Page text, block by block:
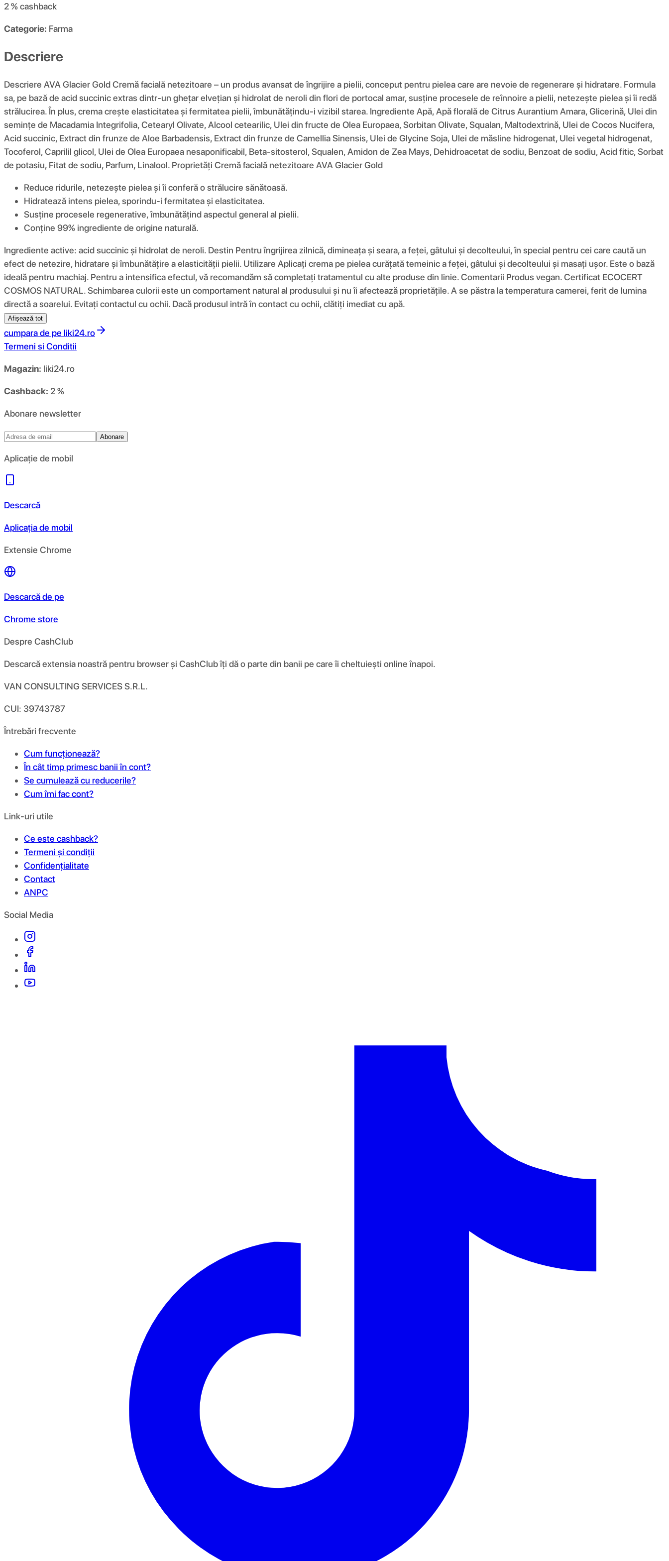
2 %cashback
Categorie: Farma
Descriere
Descriere AVA Glacier Gold Cremă facială netezitoare – un produs avansat de îngrijire a pielii, conceput pentru pielea care are nevoie de regenerare și hidratare. Formula
sa, pe bază de acid succinic extras dintr-un ghețar elvețian și hidrolat de neroli din flori de portocal amar, susține procesele de reînnoire a pielii, netezește pielea și îi redă
strălucirea. În plus, crema crește elasticitatea și fermitatea pielii, îmbunătățindu-i vizibil starea. Ingrediente Apă, Apă florală de Citrus Aurantium Amara, Glicerină, Ulei din
semințe de Macadamia Integrifolia, Cetearyl Olivate, Alcool cetearilic, Ulei din fructe de Olea Europaea, Sorbitan Olivate, Squalan, Maltodextrină, Ulei de Cocos Nucifera,
Acid succinic, Extract din frunze de Aloe Barbadensis, Extract din frunze de Camellia Sinensis, Ulei de Glycine Soja, Ulei de măsline hidrogenat, Ulei vegetal hidrogenat,
Tocoferol, Caprilil glicol, Ulei de Olea Europaea nesaponificabil, Beta-sitosterol, Squalen, Amidon de Zea Mays, Dehidroacetat de sodiu, Benzoat de sodiu, Acid fitic, Sorbat
de potasiu, Fitat de sodiu, Parfum, Linalool. Proprietăți Cremă facială netezitoare AVA Glacier Gold
Reduce ridurile, netezește pielea și îi conferă o strălucire sănătoasă.
Hidratează intens pielea, sporindu-i fermitatea și elasticitatea.
Susține procesele regenerative, îmbunătățind aspectul general al pielii.
Conține 99% ingrediente de origine naturală.
Ingrediente active: acid succinic și hidrolat de neroli. Destin Pentru îngrijirea zilnică, dimineața și seara, a feței, gâtului și decolteului, în special pentru cei care caută un
efect de netezire, hidratare și îmbunătățire a elasticității pielii. Utilizare Aplicați crema pe pielea curățată temeinic a feței, gâtului și decolteului și masați ușor. Este o bază
ideală pentru machiaj. Pentru a intensifica efectul, vă recomandăm să completați tratamentul cu alte produse din linie. Comentarii Produs vegan. Certificat ECOCERT
COSMOS NATURAL. Schimbarea culorii este un comportament natural al produsului și nu îi afectează proprietățile. A se păstra la temperatura camerei, ferit de lumina
directă a soarelui. Evitați contactul cu ochii. Dacă produsul intră în contact cu ochii, clătiți imediat cu apă.
Afișează tot
cumpara de pe liki24.ro
Termeni si Conditii
Magazin: liki24.ro
Cashback: 2 %
Abonare newsletter
Abonare
Aplicație de mobil
Descarcă
Aplicația de mobil
Extensie Chrome
Descarcă de pe
Chrome store
Despre CashClub
Descarcă extensia noastră pentru browser și CashClub îți dă o parte din banii pe care îi cheltuiești online înapoi.
VAN CONSULTING SERVICES S.R.L.
CUI: 39743787
Întrebări frecvente
Cum funcționează?
În cât timp primesc banii în cont?
Se cumulează cu reducerile?
Cum îmi fac cont?
Link-uri utile
Ce este cashback?
Termeni și condiții
Confidențialitate
Contact
ANPC
Social Media